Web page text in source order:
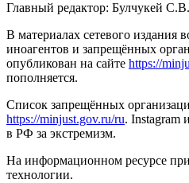
Главный редактор: Булчукей С.В.
В материалах сетевого
иноагентов и запрещённых
опубликован на сайте https://
пополняется.
Список запрещённых
https://minjust.gov.ru/ru. Instagram
в РФ за экстремизм.
На информационном ресурсе
технологии.